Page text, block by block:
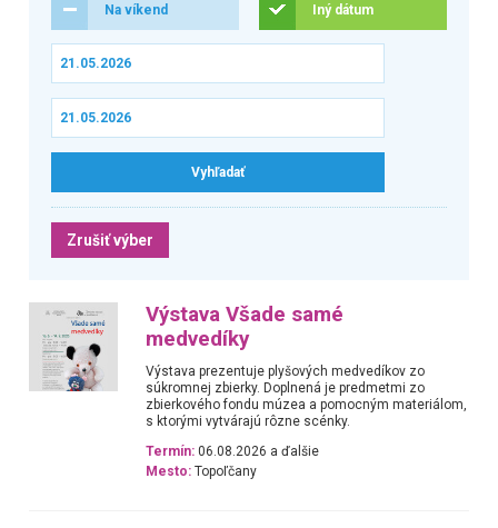
Na víkend Iný dátum
Zrušiť výber
Výstava Všade samé
medvedíky
Výstava prezentuje plyšových medvedíkov zo
súkromnej zbierky. Doplnená je predmetmi zo
zbierkového fondu múzea a pomocným materiálom,
s ktorými vytvárajú rôzne scénky.
Termín: 06.08.2026 a ďalšie
Mesto: Topoľčany